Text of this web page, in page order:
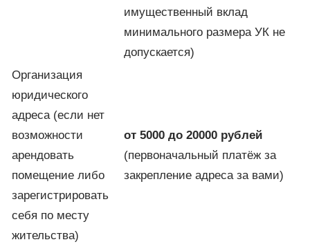
имущественный вклад
минимального размера УК не
допускается)
Организация
юридического
адреса (если нет
возможности
арендовать
помещение либо
зарегистрировать
себя по месту
жительства)
от 5000 до 20000 рублей
(первоначальный платёж за
закрепление адреса за вами)